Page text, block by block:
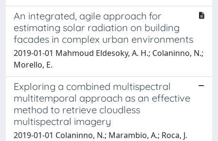
An integrated, agile approach for
estimating solar radiation on building
facades in complex urban environments
2019-01-01 Mahmoud Eldesoky, A. H.; Colaninno, N.;
Morello, E.
Exploring a combined multispectral
multitemporal approach as an effective
method to retrieve cloudless
multispectral imagery
2019-01-01 Colaninno, N.; Marambio, A.; Roca, J.